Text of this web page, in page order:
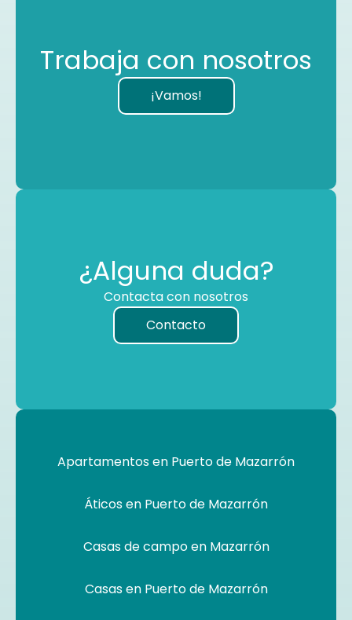
Trabaja con nosotros
¡Vamos!
¿Alguna duda?
Contacta con nosotros
Contacto
Apartamentos en Puerto de Mazarrón
Áticos en Puerto de Mazarrón
Casas de campo en Mazarrón
Casas en Puerto de Mazarrón